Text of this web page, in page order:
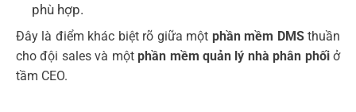
phù hợp.
Đây là điểm khác biệt rõ giữa một phần mềm DMSthuần
cho đội sales và mộtphần mềm quản lý nhà phân phốiở
tầm CEO.